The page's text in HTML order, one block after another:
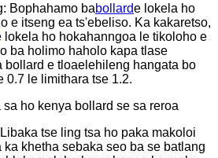
Bophahamo babollarde lokela ho
e itseng ea ts'ebeliso. Ka kakaretso,
lokela ho hokahanngoa le tikoloho e
ba holimo haholo kapa tlase
bollard e tloaelehileng hangata bo
0.7 le limithara tse 1.2.
ho kenya bollard se sa reroa
tse ling tsa ho paka makoloi
khetha sebaka seo ba se batlang